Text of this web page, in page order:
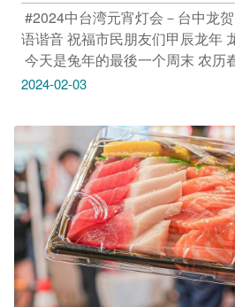
#2024中台湾元宵灯会－台中龙
语谐音 祝福市民朋友们甲辰龙年
今天是兔年的最後一个周末 农历
灯会紧接着於2/16正式登场 欢迎
2024/2/16(五)-2024/2/25(日) 亮
幕日&假日延长至22:00） 活动地
多「台中龙贺」灯会活动资讯欢
（https://travel.taichung.gov.tw)查
2024-02-03